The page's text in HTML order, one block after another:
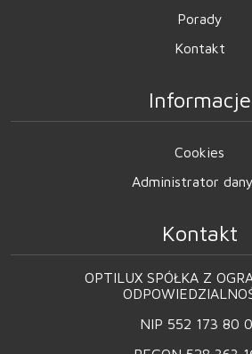
Porady
Kontakt
Informacje
Cookies
Administrator
Kontakt
OPTILUX SPÓŁKA Z
NIP 552 173 80